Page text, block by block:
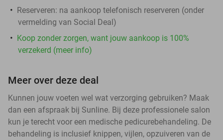
Reserveren: na aankoop telefonisch reserveren (onder
vermelding van Social Deal)
Koop zonder zorgen, want jouw aankoop is 100%
verzekerd (meer info)
Meer over deze deal
Kunnen jouw voeten wel wat verzorging gebruiken? Maak
dan een afspraak bij Sunline. Bij deze professionele salon
kun je terecht voor een medische pedicurebehandeling. De
behandeling is inclusief knippen, vijlen, opzuiveren van de